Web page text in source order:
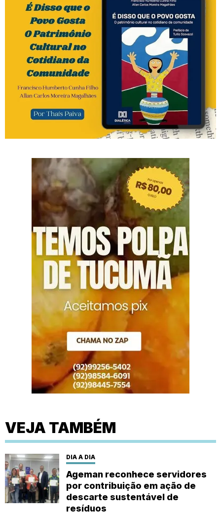
VEJA TAMBÉM
DIA A DIA
Ageman reconhece servidores
por contribuição em ação de
descarte sustentável de
resíduos